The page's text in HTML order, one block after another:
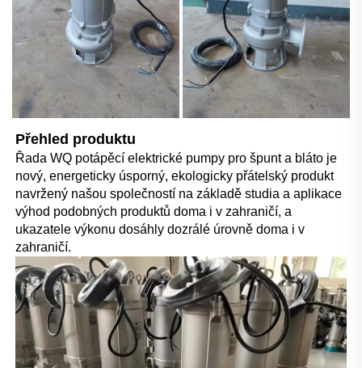
Přehled produktu
Řada WQ potápěcí elektrické pumpy pro špunt a bláto je
nový, energeticky úsporný, ekologicky přátelský produkt
navržený našou společností na základě studia a aplikace
výhod podobných produktů doma i v zahraničí, a
ukazatele výkonu dosáhly dozrálé úrovně doma i v
zahraničí.